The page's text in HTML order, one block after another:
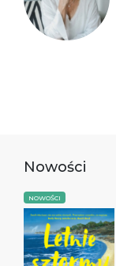
Nowości
NOWOŚCI